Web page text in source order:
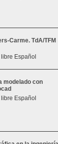
Carme. TdA/TFM
Español
modelado con
Español